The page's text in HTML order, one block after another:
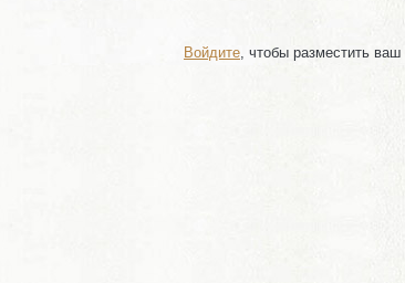
Войдите , чтобы разместить